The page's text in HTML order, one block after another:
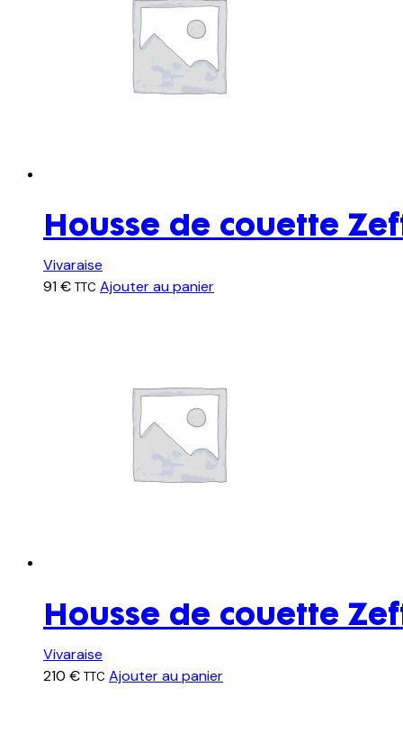
Housse de couette
Vivaraise
91€ TTC Ajouter au panier
Housse de couette
Vivaraise
210 € TTC Ajouter au panier